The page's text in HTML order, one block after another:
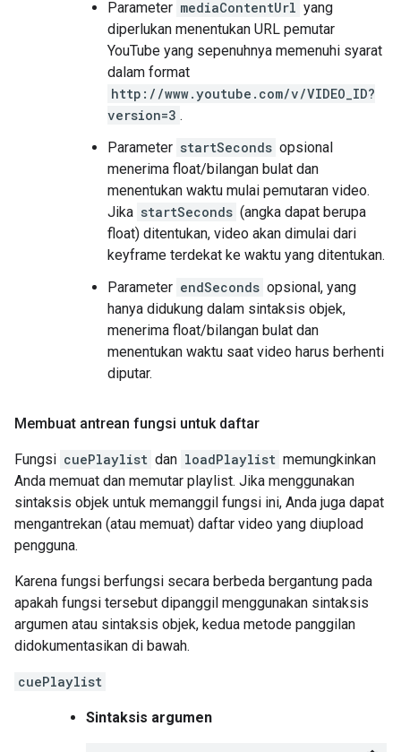
Parameter mediaContentUrl yang
diperlukan menentukan URL pemutar
YouTube yang sepenuhnya memenuhi syarat
dalam format
http://www.youtube.com/v/VIDEO_ID?
version=3 .
Parameter startSeconds opsional
menerima float/bilangan bulat dan
menentukan waktu mulai pemutaran video.
Jika startSeconds (angka dapat berupa
float) ditentukan, video akan dimulai dari
keyframe terdekat ke waktu yang ditentukan.
Parameter endSeconds opsional, yang
hanya didukung dalam sintaksis objek,
menerima float/bilangan bulat dan
menentukan waktu saat video harus berhenti
diputar.
Membuat antrean fungsi untuk daftar
Fungsi cuePlaylist dan loadPlaylist memungkinkan
Anda memuat dan memutar playlist. Jika menggunakan
sintaksis objek untuk memanggil fungsi ini, Anda juga dapat
mengantrekan (atau memuat) daftar video yang diupload
pengguna.
Karena fungsi berfungsi secara berbeda bergantung pada
apakah fungsi tersebut dipanggil menggunakan sintaksis
argumen atau sintaksis objek, kedua metode panggilan
didokumentasikan di bawah.
cuePlaylist
Sintaksis argumen